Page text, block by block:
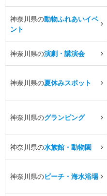
神奈川県の動物ふれあいイベ
ント
神奈川県の演劇・講演会
神奈川県の夏休みスポット
神奈川県のグランピング
神奈川県の水族館・動物園
神奈川県のビーチ・海水浴場